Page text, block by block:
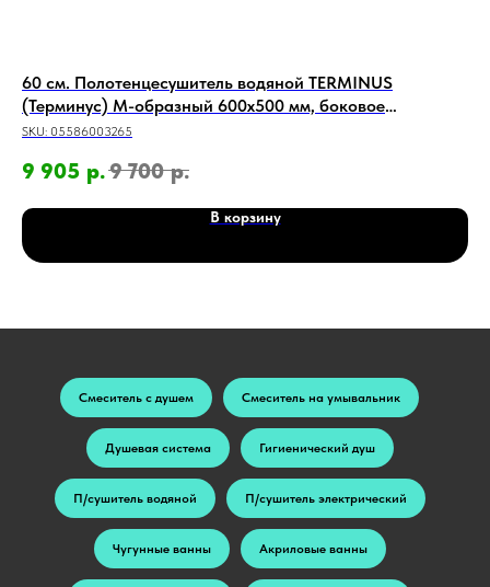
60 см. Полотенцесушитель водяной TERMINUS
(Терминус) М-образный 600х500 мм, боковое
подключение 600 мм
SKU: 05586003265
9 905 р.9 700 р.
В корзину
Смеситель с душем Смеситель на умывальник
Душевая система Гигиенический душ
П/сушитель водяной П/сушитель электрический
Чугунные ванны Акриловые ванны